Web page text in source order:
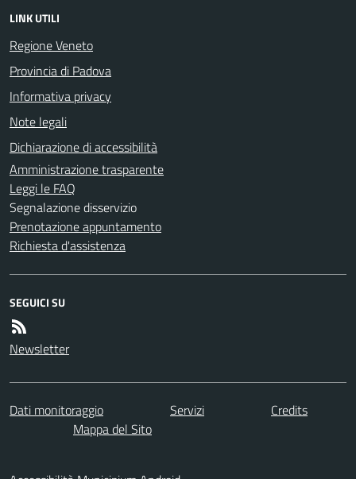
LINK UTILI
Regione Veneto
Provincia di Padova
Informativa privacy
Note legali
Dichiarazione di accessibilità
Amministrazione trasparente
Leggi le FAQ
Segnalazione disservizio
Prenotazione appuntamento
Richiesta d'assistenza
SEGUICI SU
Newsletter
Dati monitoraggio Servizi
Credits
Mappa del Sito